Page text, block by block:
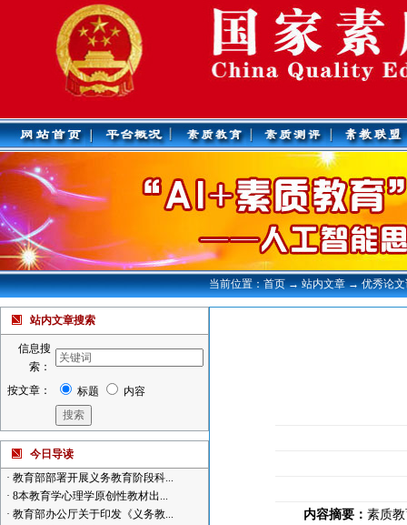
当前位置：首页 → 站内文章 → 优秀论文
站内文章搜索
信息搜
索：
按文章：
标题 内容
今日导读
· 教育部部署开展义务教育阶段科...
· 8本教育学心理学原创性教材出...
· 教育部办公厅关于印发《义务教...
内容摘要：素质